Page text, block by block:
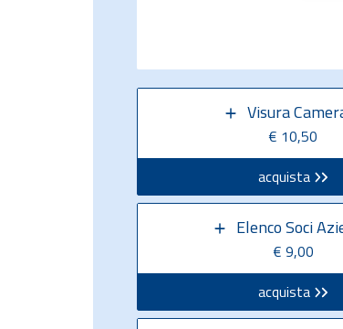
Visura
€ 10,50
acquista
Elenco Soci
€ 9,00
acquista